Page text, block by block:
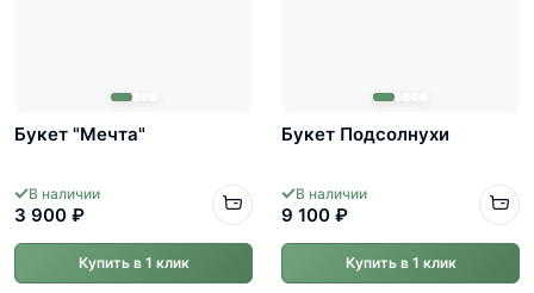
Букет "Мечта"
В наличии
3 900 ₽
Купить в 1 клик
Букет Подсолнухи
В наличии
9 100 ₽
Купить в 1 клик